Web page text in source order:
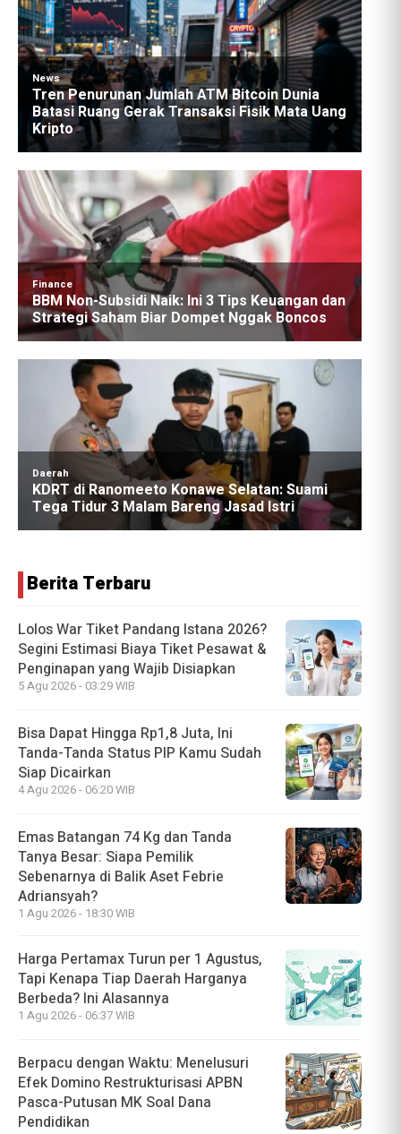
Berita Terbaru
Lolos War Tiket Pandang Istana 2026?
Segini Estimasi Biaya Tiket Pesawat &
Penginapan yang Wajib Disiapkan
5 Agu 2026 - 03:29 WIB
Bisa Dapat Hingga Rp1,8 Juta, Ini
Tanda-Tanda Status PIP Kamu Sudah
Siap Dicairkan
4 Agu 2026 - 06:20 WIB
Emas Batangan 74 Kg dan Tanda
Tanya Besar: Siapa Pemilik
Sebenarnya di Balik Aset Febrie
Adriansyah?
1 Agu 2026 - 18:30 WIB
Harga Pertamax Turun per 1 Agustus,
Tapi Kenapa Tiap Daerah Harganya
Berbeda? Ini Alasannya
1 Agu 2026 - 06:37 WIB
Berpacu dengan Waktu: Menelusuri
Efek Domino Restrukturisasi APBN
Pasca-Putusan MK Soal Dana
Pendidikan